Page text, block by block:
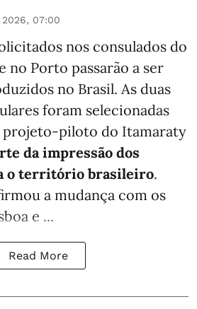
2026, 07:00
nos consulados do
no Porto passarão a ser
no Brasil. As duas
foram selecionadas
projeto-piloto do Itamaraty
da impressão dos
o território brasileiro.
a mudança com os
e ...
Read More